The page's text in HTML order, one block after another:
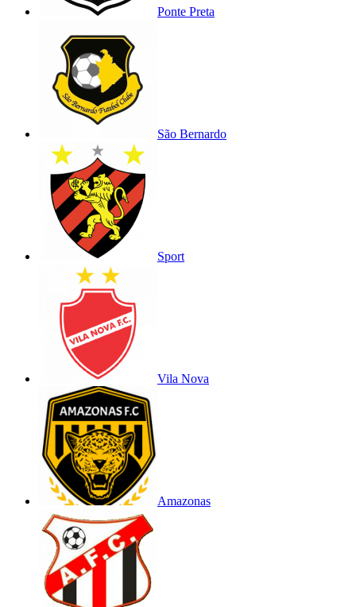
Ponte Preta
São Bernardo
Sport
Vila Nova
Amazonas